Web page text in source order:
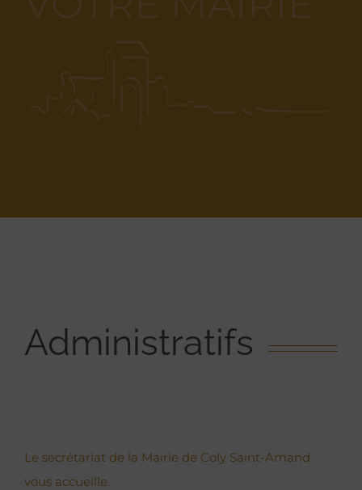
Administratifs
Le secrétariat de la Mairie de Coly Saint-Amand
vous accueille.